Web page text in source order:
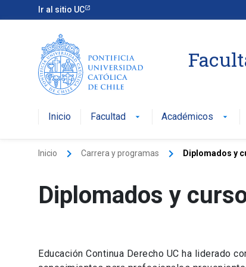
Ir al sitio UC
Inicio Facultad arrow_drop_down Académicos arrow_drop_down
Inicio keyboard_arrow_right Carrera y programas keyboard_arrow_right Diplomados y
Diplomados y
Educación Continua Derecho UC ha liderado